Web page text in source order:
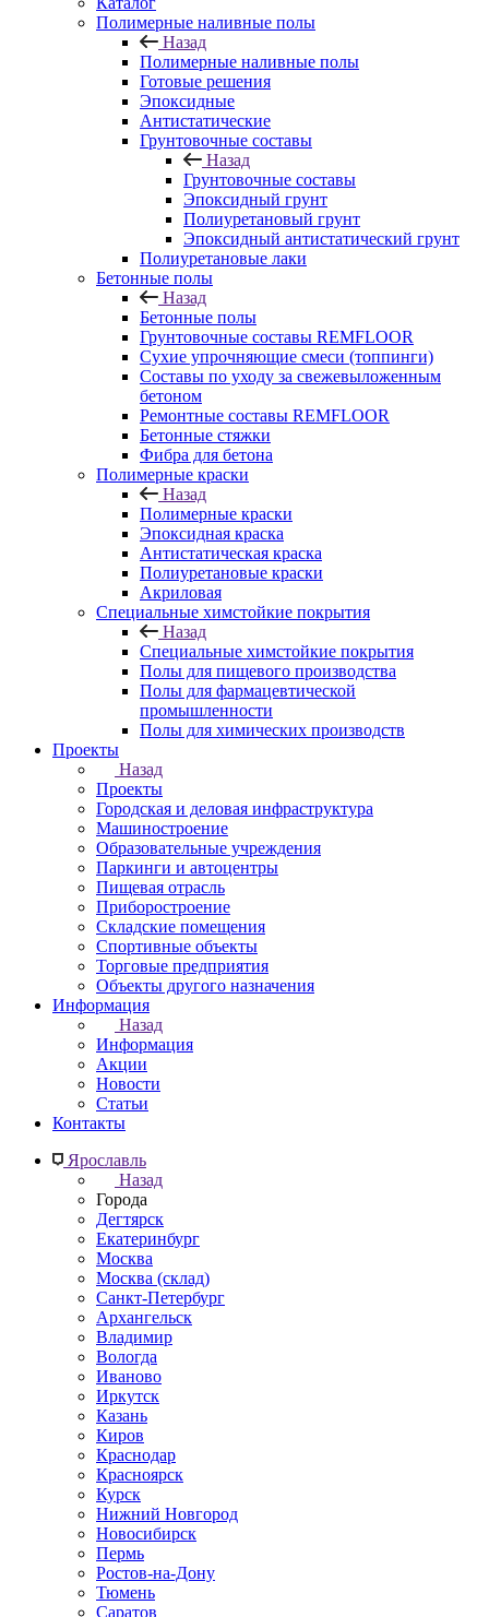
Полимерные наливные полы
Назад
Полимерные наливные полы
Готовые решения
Эпоксидные
Антистатические
Грунтовочные составы
Назад
Грунтовочные составы
Эпоксидный грунт
Полиуретановый грунт
Эпоксидный антистатический грунт
Полиуретановые лаки
Бетонные полы
Назад
Бетонные полы
Грунтовочные составы REMFLOOR
Сухие упрочняющие смеси (топпинги)
Составы по уходу за свежевыложенным
бетоном
Ремонтные составы REMFLOOR
Бетонные стяжки
Фибра для бетона
Полимерные краски
Назад
Полимерные краски
Эпоксидная краска
Антистатическая краска
Полиуретановые краски
Акриловая
Специальные химстойкие покрытия
Назад
Специальные химстойкие покрытия
Полы для пищевого производства
Полы для фармацевтической
промышленности
Полы для химических производств
Проекты
Назад
Проекты
Городская и деловая инфраструктура
Машиностроение
Образовательные учреждения
Паркинги и автоцентры
Пищевая отрасль
Приборостроение
Складские помещения
Спортивные объекты
Торговые предприятия
Объекты другого назначения
Информация
Назад
Информация
Акции
Новости
Статьи
Контакты
Ярославль
Назад
Города
Дегтярск
Екатеринбург
Москва
Москва (склад)
Санкт-Петербург
Архангельск
Владимир
Вологда
Иваново
Иркутск
Казань
Киров
Краснодар
Красноярск
Курск
Нижний Новгород
Новосибирск
Пермь
Ростов-на-Дону
Тюмень
Саратов